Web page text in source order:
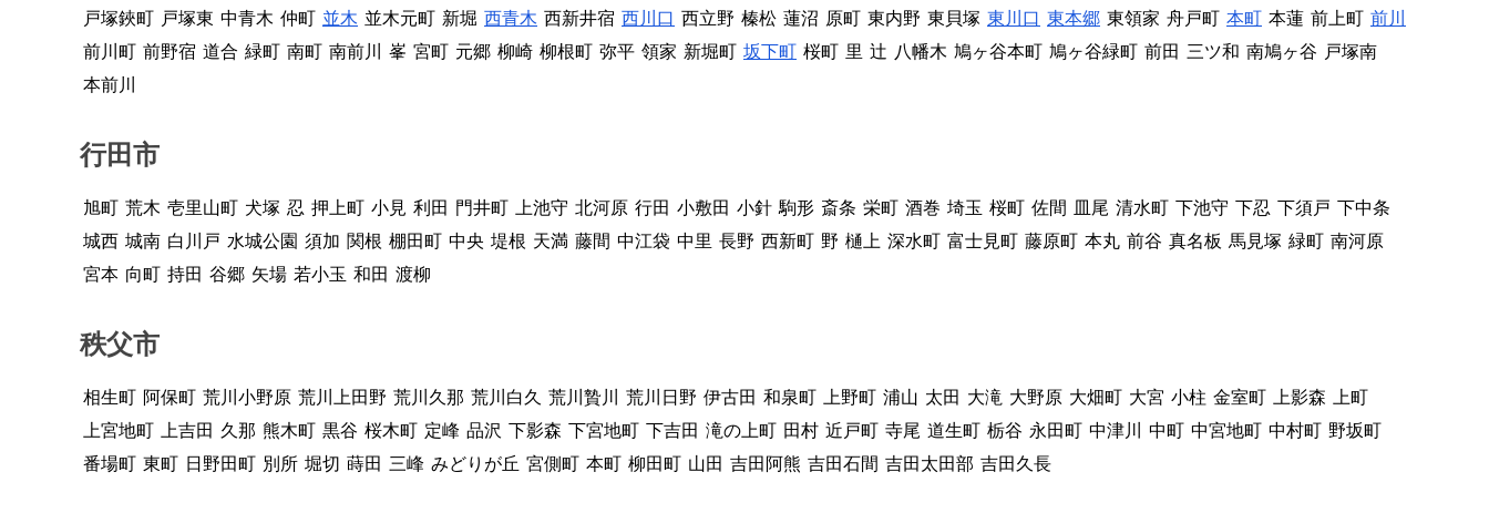
戸塚鋏町 戸塚東 中青木 仲町 並木 並木元町 新堀 西青木 西新井宿 西川口 西立野 榛松 蓮沼 原町 東内野 東貝塚 東川口 東本郷 東領家 舟戸町 本町 本蓮 前上町 前川
前川町 前野宿 道合 緑町 南町 南前川 峯 宮町 元郷 柳崎 柳根町 弥平 領家 新堀町 坂下町 桜町 里 辻 八幡木 鳩ヶ谷本町 鳩ヶ谷緑町 前田 三ツ和 南鳩ヶ谷 戸塚南
本前川
行田市
旭町 荒木 壱里山町 犬塚 忍 押上町 小見 利田 門井町 上池守 北河原 行田 小敷田 小針 駒形 斎条 栄町 酒巻 埼玉 桜町 佐間 皿尾 清水町 下池守 下忍 下須戸 下中条
城西 城南 白川戸 水城公園 須加 関根 棚田町 中央 堤根 天満 藤間 中江袋 中里 長野 西新町 野 樋上 深水町 富士見町 藤原町 本丸 前谷 真名板 馬見塚 緑町 南河原
宮本 向町 持田 谷郷 矢場 若小玉 和田 渡柳
秩父市
相生町 阿保町 荒川小野原 荒川上田野 荒川久那 荒川白久 荒川贄川 荒川日野 伊古田 和泉町 上野町 浦山 太田 大滝 大野原 大畑町 大宮 小柱 金室町 上影森 上町
上宮地町 上吉田 久那 熊木町 黒谷 桜木町 定峰 品沢 下影森 下宮地町 下吉田 滝の上町 田村 近戸町 寺尾 道生町 栃谷 永田町 中津川 中町 中宮地町 中村町 野坂町
番場町 東町 日野田町 別所 堀切 蒔田 三峰 みどりが丘 宮側町 本町 柳田町 山田 吉田阿熊 吉田石間 吉田太田部 吉田久長